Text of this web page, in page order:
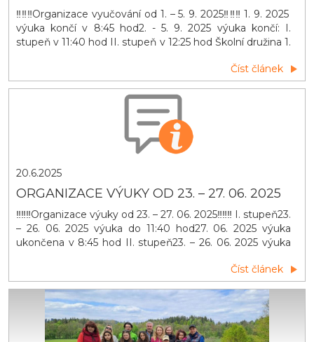
‼️‼️‼️Organizace vyučování od 1. – 5. 9. 2025‼️‼️‼️ 1. 9. 2025
výuka končí v 8:45 hod2. - 5. 9. 2025 výuka končí: I.
stupeň v 11:40 hod II. stupeň v 12:25 hod Školní družina 1.
Číst článek
20.6.2025
ORGANIZACE VÝUKY OD 23. – 27. 06. 2025
‼️‼️‼️Organizace výuky od 23. – 27. 06. 2025‼️‼️‼️ I. stupeň23.
– 26. 06. 2025 výuka do 11:40 hod27. 06. 2025 výuka
ukončena v 8:45 hod II. stupeň23. – 26. 06. 2025 výuka
Školní družina27. 06. 2025 provoz ukončen v 12:00 hod
Číst článek